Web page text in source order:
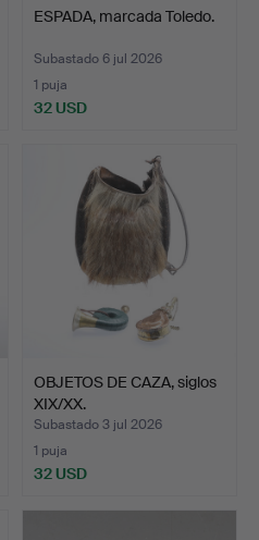
ESPADA, marcada Toledo.
Subastado 6 jul 2026
1 puja
32 USD
OBJETOS DE CAZA, siglos
XIX/XX.
Subastado 3 jul 2026
1 puja
32 USD